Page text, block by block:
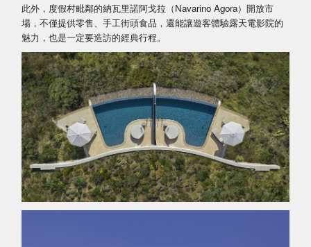
此外，度假村毗鄰的納瓦里諾阿戈拉（Navarino Agora）開放市
場，不僅提供零售、手工街頭食品，還能讓遊客體驗露天電影院的
魅力，也是一定要造訪的經典行程。